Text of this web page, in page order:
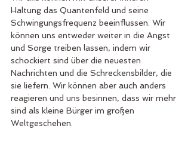
Haltung das Quantenfeld und seine
Schwingungsfrequenz beeinflussen. Wir
können uns entweder weiter in die Angst
und Sorge treiben lassen, indem wir
schockiert sind über die neuesten
Nachrichten und die Schreckensbilder, die
sie liefern. Wir können aber auch anders
reagieren und uns besinnen, dass wir mehr
sind als kleine Bürger im großen
Weltgeschehen.